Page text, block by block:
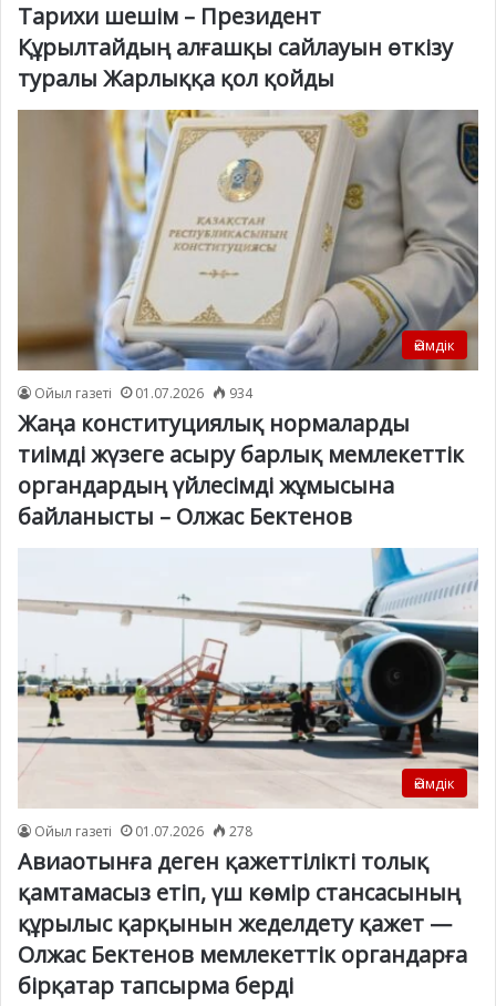
Тарихи шешім – Президент
Құрылтайдың алғашқы сайлауын өткізу
туралы Жарлыққа қол қойды
Әкімдік
Ойыл газеті 01.07.2026 934
Жаңа конституциялық нормаларды
тиімді жүзеге асыру барлық мемлекеттік
органдардың үйлесімді жұмысына
байланысты – Олжас Бектенов
Әкімдік
Ойыл газеті 01.07.2026 278
Авиаотынға деген қажеттілікті толық
қамтамасыз етіп, үш көмір стансасының
құрылыс қарқынын жеделдету қажет —
Олжас Бектенов мемлекеттік органдарға
бірқатар тапсырма берді